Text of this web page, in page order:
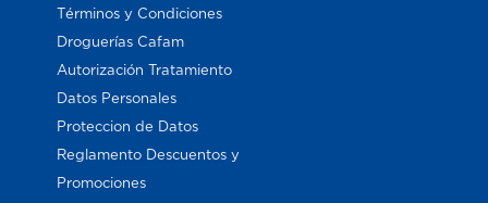
Términos y Condiciones
Droguerías Cafam
Autorización Tratamiento
Datos Personales
Proteccion de Datos
Reglamento Descuentos y
Promociones